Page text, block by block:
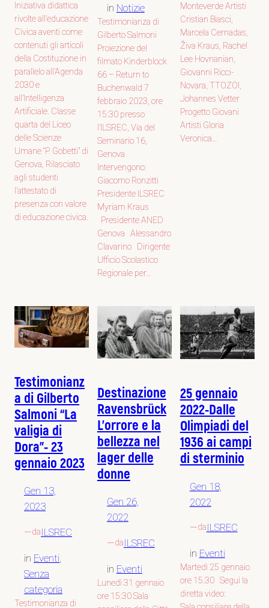
Iniziativa didattica
rivolte all’educazione
Civica aventi come
contenuti gli articoli
della Costituzione in
parallelo all’Agenda
2030 e
all’Intelligenza
Artificiale. Classe
quarta del Liceo
delle Scienze
Umane “P. Gobetti” di
Genova, Rilasciato
agli studenti
l’attestato di
presenza con valore
di educazione civica.
in Notizie
Testimonianza di
Gilberto Salmoni
Proiezione del
filmato Kinderblock
66 – Return to
Buchenwald 7
febbraio 2023, ore
15:30 presso
l’ILSREC, Via del
Seminario 16,
Genova
Intervengono:
Giacomo Ronzitti
Presidente ILSREC
Myriam Kraus
Presidente ANED
Genova Alessandro
Clavarino Dirigente
Ufficio Scolastico
Regionale per…
Monteverde Artisti
Cristian Biasci,
Marcela Cernadas,
Živa Kraus, Rachel
Lee Hovnanian,
Giovanni Ricci-
Novara, TTOZOI,
Johannes Vetter
Progetto Giovani
Artisti Gloria
Veronica…
Testimonianz
a di Gilberto
Salmoni “La
valigia di
Dora”- 23
gennaio 2023
Gen 13,
2023
—daILSREC
in Eventi
Senza
categoria
Testimonianza di
Destinazione
Ravensbrück
L’orrore e la
bellezza nel
lager delle
donne
Gen 26,
2022
—daILSREC
in Eventi
Lunedì 31 gennaio
ore 15:30 Sala
25 gennaio
2022-Dalle
Olimpiadi del
1936 ai campi
di sterminio
Gen 18,
2022
—daILSREC
in Eventi
Martedì 25 gennaio
ore 15.30 Segui la
diretta video: